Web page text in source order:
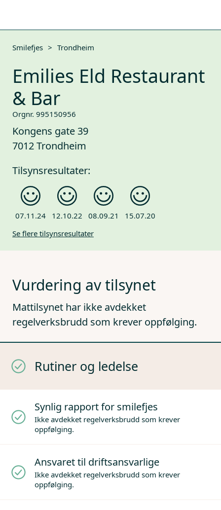
Smilefjes > Trondheim
Emilies Eld Restaurant
& Bar
Orgnr. 995150956
Kongens gate 39
7012 Trondheim
Tilsynsresultater:
07.11.24 12.10.22 08.09.21
15.07.20
Se flere tilsynsresultater
Vurdering av tilsynet
Mattilsynet har ikke avdekket
regelverksbrudd som krever oppfølging.
Rutiner og ledelse
Synlig rapport for smilefjes
Ikke avdekket regelverksbrudd som krever
oppfølging.
Ansvaret til driftsansvarlige
Ikke avdekket regelverksbrudd som krever
oppfølging.